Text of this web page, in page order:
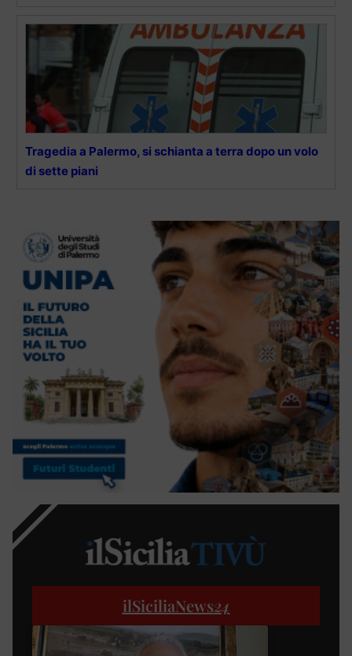
Tragedia a Palermo, si schianta a terra dopo un volo
di sette piani
ilSiciliaNews24